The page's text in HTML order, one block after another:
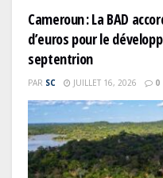
Cameroun : La BAD
d’euros pour le
septentrion
PAR SC JUILLET 16, 2026 0